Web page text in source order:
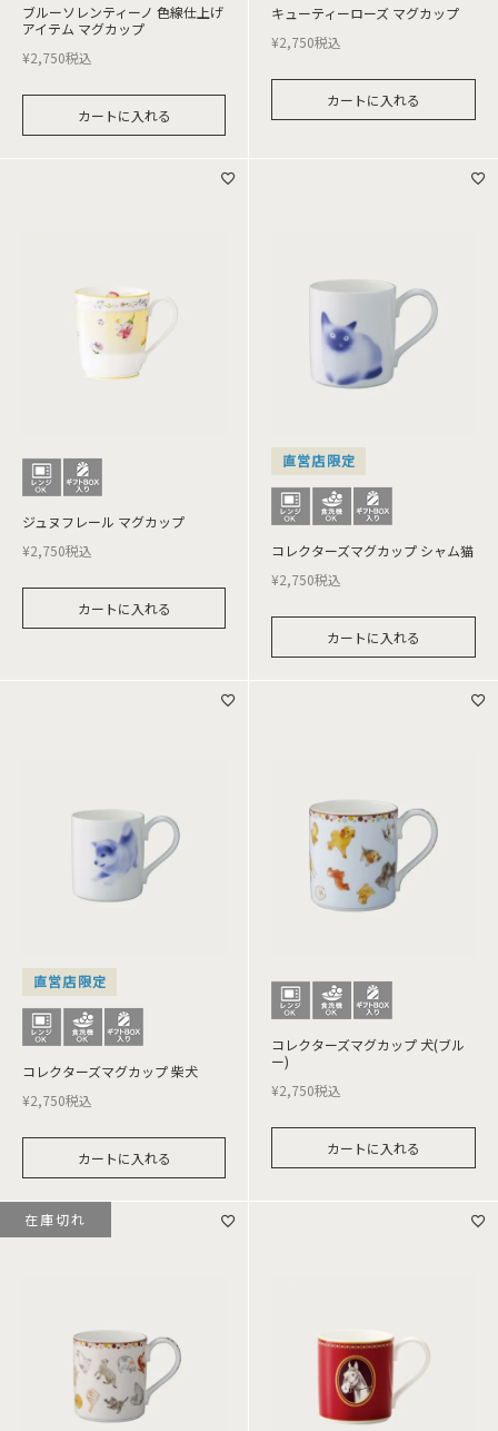
ブルーソレンティーノ 色線仕上げ
アイテム マグカップ
¥2,750税込
カートに入れる
キューティーローズ マグカップ
¥2,750税込
カートに入れる
ジュヌフレール マグカップ
¥2,750税込
カートに入れる
直営店限定
コレクターズマグカップ シャム猫
¥2,750税込
カートに入れる
直営店限定
コレクターズマグカップ 柴犬
¥2,750税込
カートに入れる
コレクターズマグカップ 犬(ブル
ー)
¥2,750税込
カートに入れる
在庫切れ